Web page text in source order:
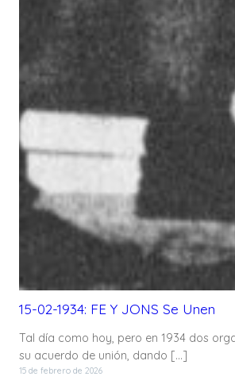
15-02-1934: FE Y JONS Se Unen
Tal día como hoy, pero en 1934 dos
su acuerdo de unión, dando […]
15 de febrero de 2026